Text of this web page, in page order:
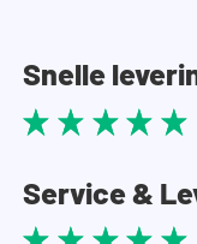
Snelle
Service &